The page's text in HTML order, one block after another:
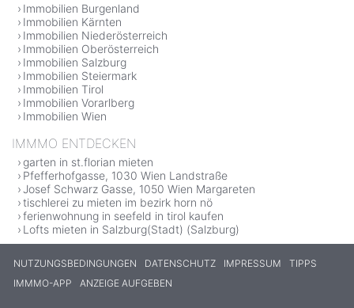
Immobilien Burgenland
Immobilien Kärnten
Immobilien Niederösterreich
Immobilien Oberösterreich
Immobilien Salzburg
Immobilien Steiermark
Immobilien Tirol
Immobilien Vorarlberg
Immobilien Wien
IMMMO ENTDECKEN
garten in st.florian mieten
Pfefferhofgasse, 1030 Wien Landstraße
Josef Schwarz Gasse, 1050 Wien Margareten
tischlerei zu mieten im bezirk horn nö
ferienwohnung in seefeld in tirol kaufen
Lofts mieten in Salzburg(Stadt) (Salzburg)
NUTZUNGSBEDINGUNGEN DATENSCHUTZ IMPRESSUM
TIPPS
IMMMO-APP
ANZEIGE AUFGEBEN